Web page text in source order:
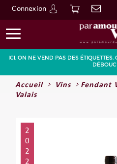
Connexion
ICI, ON NE VEND PAS DES
Accueil Vins
Fendant
Valais
2
0
2
2